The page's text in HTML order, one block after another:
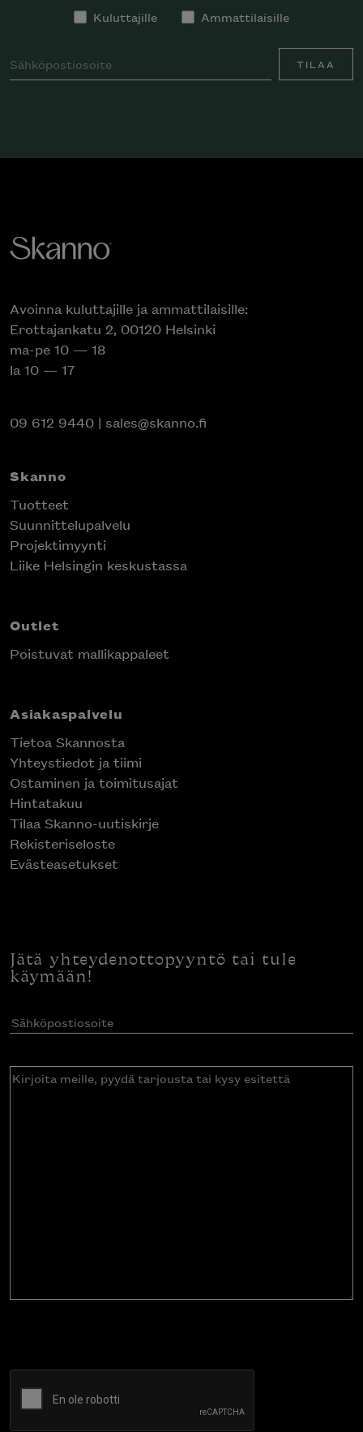
Kuluttajille Ammattilaisille
TILAA
Avoinna kuluttajille ja ammattilaisille:
Erottajankatu 2, 00120 Helsinki
ma-pe 10 — 18
la 10 — 17
09 612 9440 | sales@skanno.fi
Skanno
Tuotteet
Suunnittelupalvelu
Projektimyynti
Liike Helsingin keskustassa
Outlet
Poistuvat mallikappaleet
Asiakaspalvelu
Tietoa Skannosta
Yhteystiedot ja tiimi
Ostaminen ja toimitusajat
Hintatakuu
Tilaa Skanno-uutiskirje
Rekisteriseloste
Evästeasetukset
Jätä yhteydenottopyyntö tai tule
käymään!
Sähköpostiosoite(Pakollinen)
Kirjoita